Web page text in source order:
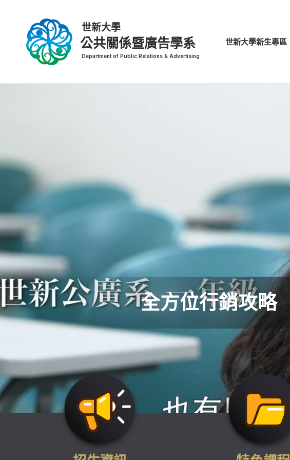
公共關係暨廣告學系 世新大學新生專區
全方位行銷攻略 塑